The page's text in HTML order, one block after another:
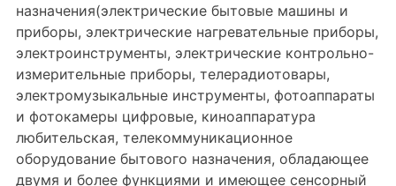
назначения(электрические бытовые машины и
приборы, электрические нагревательные приборы,
электроинструменты, электрические контрольно-
измерительные приборы, телерадиотовары,
электромузыкальные инструменты, фотоаппараты
и фотокамеры цифровые, киноаппаратура
любительская, телекоммуникационное
оборудование бытового назначения, обладающее
двумя и более функциями и имеющее сенсорный